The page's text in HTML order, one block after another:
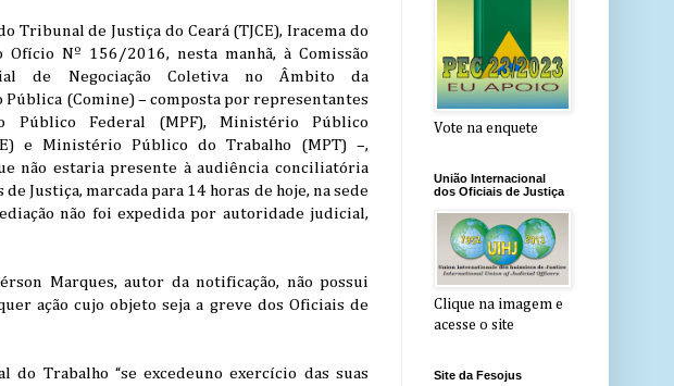
Tribunal de Justiça do Ceará (TJCE), Iracema do
Ofício Nº 156/2016, nesta manhã, à Comissão
de Negociação Coletiva no Âmbito da
Pública (Comine) – composta por representantes
Público Federal (MPF), Ministério Público
e Ministério Público do Trabalho (MPT) –,
não estaria presente à audiência conciliatória
de Justiça, marcada para 14 horas de hoje, na sede
não foi expedida por autoridade judicial,
Marques, autor da notificação, não possui
ação cujo objeto seja a greve dos Oficiais de
Trabalho “se excedeuno exercício das suas
Vote na enquete
União Internacional
dos Oficiais de Justiça
Clique na imagem e
acesse o site
Site da Fesojus